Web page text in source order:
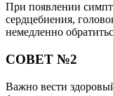
При появлении
сердцебиения,
немедленно
СОВЕТ №2
Важно вести